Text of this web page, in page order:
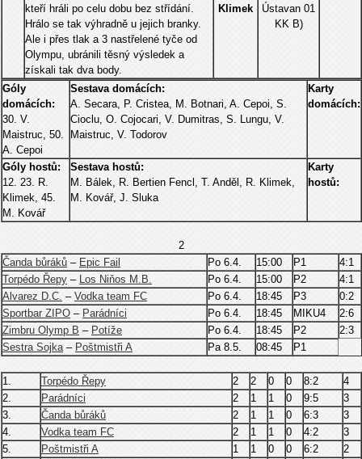
kteří hráli po celu dobu bez střídání.
Hrálo se tak výhradně u jejich branky.
Ale i přes tlak a 3 nastřelené tyče od
Olympu, ubránili těsný výsledek a
získali tak dva body.
Klimek
Ústavan 01
KK B)
Góly
domácích:
30. V.
Maistruc, 50.
A. Cepoi
Sestava domácích:
A. Secara, P. Cristea, M. Botnari, A. Cepoi, S.
Cioclu, O. Cojocari, V. Dumitras, S. Lungu, V.
Maistruc, V. Todorov
Karty
domácích:
Góly hostů:
12. 23. R.
Klimek, 45.
M. Kovář
Sestava hostů:
M. Bálek, R. Bertien Fencl, T. Anděl, R. Klimek,
M. Kovář, J. Sluka
Karty
hostů:
2
Čanda bůráků – Epic Fail Po 6.4. 15:00 P1
4:1
Torpédo Řepy – Los Niňos M.B. Po 6.4. 15:00 P2
4:1
Alvarez D.C. – Vodka team FC Po 6.4. 18:45 P3
0:2
Sportbar ZIPO – Parádníci Po 6.4. 18:45 MIKU4
2:6
Zimbru Olymp B – Potíže Po 6.4. 18:45 P2
2:3
Sestra Sojka– Poštmistři A Pa 8.5. 08:45 P1
1. Torpédo Řepy 2 2 0 0 8:2
4
2.
Parádníci 2 1 1 0 9:5
3
3.
Čanda bůráků 2 1 1 0 6:3
3
4.
Vodka team FC 2 1 1 0 4:2
3
5.
Poštmistři A 1 1 0 0 6:2
2